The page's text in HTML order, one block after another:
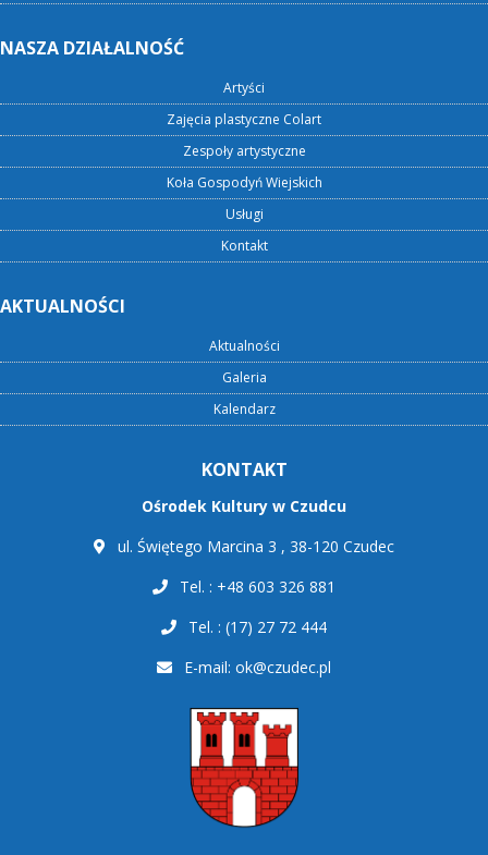
NASZA DZIAŁALNOŚĆ
Artyści
Zajęcia plastyczne Colart
Zespoły artystyczne
Koła Gospodyń Wiejskich
Usługi
Kontakt
AKTUALNOŚCI
Aktualności
Galeria
Kalendarz
KONTAKT
Ośrodek Kultury w Czudcu
ul. Świętego Marcina 3 , 38-120 Czudec
Tel. : +48 603 326 881
Tel. : (17) 27 72 444
E-mail: ok@czudec.pl